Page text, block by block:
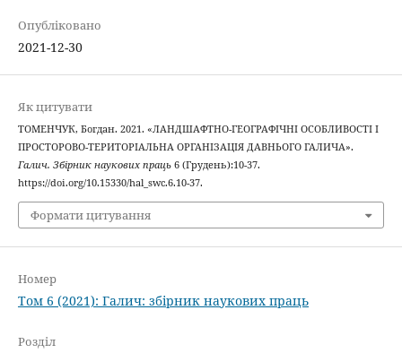
Опубліковано
2021-12-30
Як цитувати
ТОМЕНЧУК, Богдан. 2021. «ЛАНДШАФТНО-ГЕОГРАФІЧНІ ОСОБЛИВОСТІ І
ПРОСТОРОВО-ТЕРИТОРІАЛЬНА ОРГАНІЗАЦІЯ ДАВНЬОГО ГАЛИЧА».
Галич. Збірник наукових праць6 (Грудень):10-37.
https://doi.org/10.15330/hal_swc.6.10-37.
Формати цитування
Номер
Том 6 (2021): Галич: збірник наукових праць
Розділ